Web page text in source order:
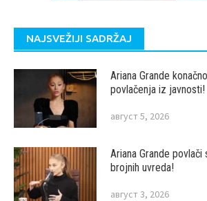
NAJSVEŽIJI SADRŽAJ
Ariana Grande
povlačenja iz javnosti!
август 5, 2026
Ariana Grande
brojnih uvreda!
август 3, 2026